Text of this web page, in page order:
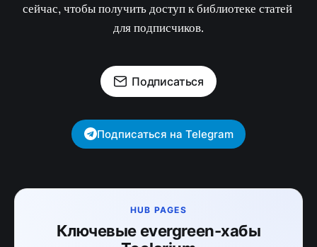
сейчас, чтобы получить доступ к библиотеке статей
для подписчиков.
Подписаться
Подписаться на Telegram
HUB PAGES
Ключевые evergreen-хабы